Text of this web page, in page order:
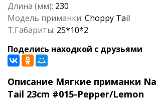
Длина (мм): 230
Модель приманки: Choppy Tail
Т.Габариты: 25*10*2
Поделись находкой с друзьями
Описание Мягкие приманки
Tail 23cm #015-Pepper/Lemon